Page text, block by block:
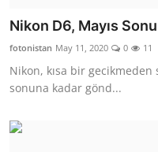
Nikon D6, Mayıs
fotonistan May 11, 2020 0 11
Nikon, kısa bir
sonuna kadar gönd...